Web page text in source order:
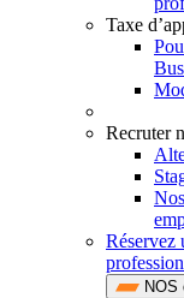
Taxe
Recruter
Réservez
NOS